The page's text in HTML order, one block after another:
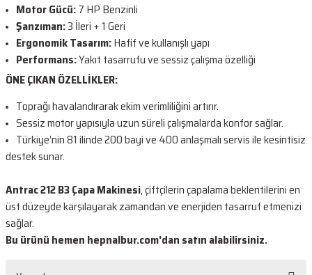
Motor Gücü:7 HP Benzinli
Şanzıman:3 İleri + 1 Geri
Ergonomik Tasarım:Hafif ve kullanışlı yapı
Performans:Yakıt tasarrufu ve sessiz çalışma özelliği
ÖNE ÇIKAN ÖZELLİKLER:
Toprağı havalandırarak ekim verimliliğini artırır.
Sessiz motor yapısıyla uzun süreli çalışmalarda konfor sağlar.
Türkiye’nin 81 ilinde 200 bayi ve 400 anlaşmalı servis ile kesintisiz
destek sunar.
Antrac 212 B3 Çapa Makinesi, çiftçilerin çapalama beklentilerini en
üst düzeyde karşılayarak zamandan ve enerjiden tasarruf etmenizi
sağlar.
Bu ürünü hemen hepnalbur.com'dan satın alabilirsiniz.